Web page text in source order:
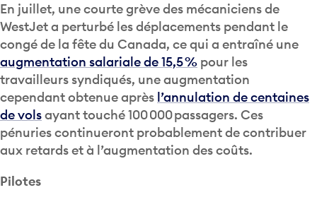
En juillet, une courte grève des mécaniciens de
WestJet a perturbé les déplacements pendant le
congé de la fête du Canada, ce qui a entraîné une
augmentation salariale de 15,5 % pour les
travailleurs syndiqués, une augmentation
cependant obtenue après l’annulation de centaines
de volsayant touché 100 000 passagers. Ces
pénuries continueront probablement de contribuer
aux retards et à l’augmentation des coûts.
Pilotes